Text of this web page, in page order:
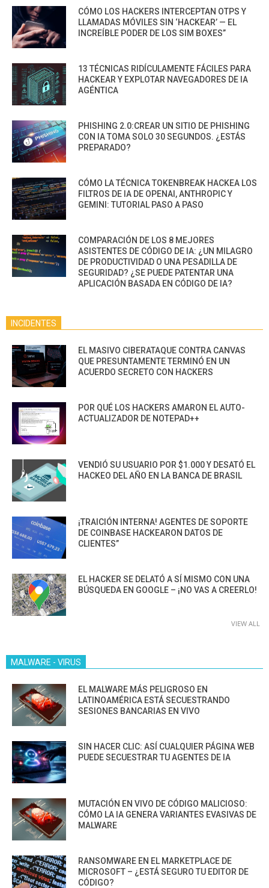
CÓMO LOS HACKERS INTERCEPTAN OTPS Y
LLAMADAS MÓVILES SIN ‘HACKEAR’ — EL
INCREÍBLE PODER DE LOS SIM BOXES”
13 TÉCNICAS RIDÍCULAMENTE FÁCILES PARA
HACKEAR Y EXPLOTAR NAVEGADORES DE IA
AGÉNTICA
PHISHING 2.0:CREAR UN SITIO DE PHISHING
CON IA TOMA SOLO 30 SEGUNDOS. ¿ESTÁS
PREPARADO?
CÓMO LA TÉCNICA TOKENBREAK HACKEA LOS
FILTROS DE IA DE OPENAI, ANTHROPIC Y
GEMINI: TUTORIAL PASO A PASO
COMPARACIÓN DE LOS 8 MEJORES
ASISTENTES DE CÓDIGO DE IA: ¿UN MILAGRO
DE PRODUCTIVIDAD O UNA PESADILLA DE
SEGURIDAD? ¿SE PUEDE PATENTAR UNA
APLICACIÓN BASADA EN CÓDIGO DE IA?
INCIDENTES
EL MASIVO CIBERATAQUE CONTRA CANVAS
QUE PRESUNTAMENTE TERMINÓ EN UN
ACUERDO SECRETO CON HACKERS
POR QUÉ LOS HACKERS AMARON EL AUTO-
ACTUALIZADOR DE NOTEPAD++
VENDIÓ SU USUARIO POR $1.000 Y DESATÓ EL
HACKEO DEL AÑO EN LA BANCA DE BRASIL
¡TRAICIÓN INTERNA! AGENTES DE SOPORTE
DE COINBASE HACKEARON DATOS DE
CLIENTES”
EL HACKER SE DELATÓ A SÍ MISMO CON UNA
BÚSQUEDA EN GOOGLE – ¡NO VAS A CREERLO!
VIEW ALL
MALWARE - VIRUS
EL MALWARE MÁS PELIGROSO EN
LATINOAMÉRICA ESTÁ SECUESTRANDO
SESIONES BANCARIAS EN VIVO
SIN HACER CLIC: ASÍ CUALQUIER PÁGINA WEB
PUEDE SECUESTRAR TU AGENTES DE IA
MUTACIÓN EN VIVO DE CÓDIGO MALICIOSO:
CÓMO LA IA GENERA VARIANTES EVASIVAS DE
MALWARE
RANSOMWARE EN EL MARKETPLACE DE
MICROSOFT – ¿ESTÁ SEGURO TU EDITOR DE
CÓDIGO?